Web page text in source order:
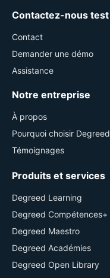
Contactez-nous test
Contact
Demander une démo
Assistance
Notre entreprise
À propos
Pourquoi choisir Degreed
Témoignages
Produits et services
Degreed Learning
Degreed Compétences+
Degreed Maestro
Degreed Académies
Degreed Open Library